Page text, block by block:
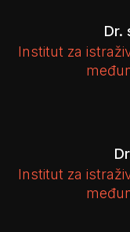
Dr.
Institut za
Institut za